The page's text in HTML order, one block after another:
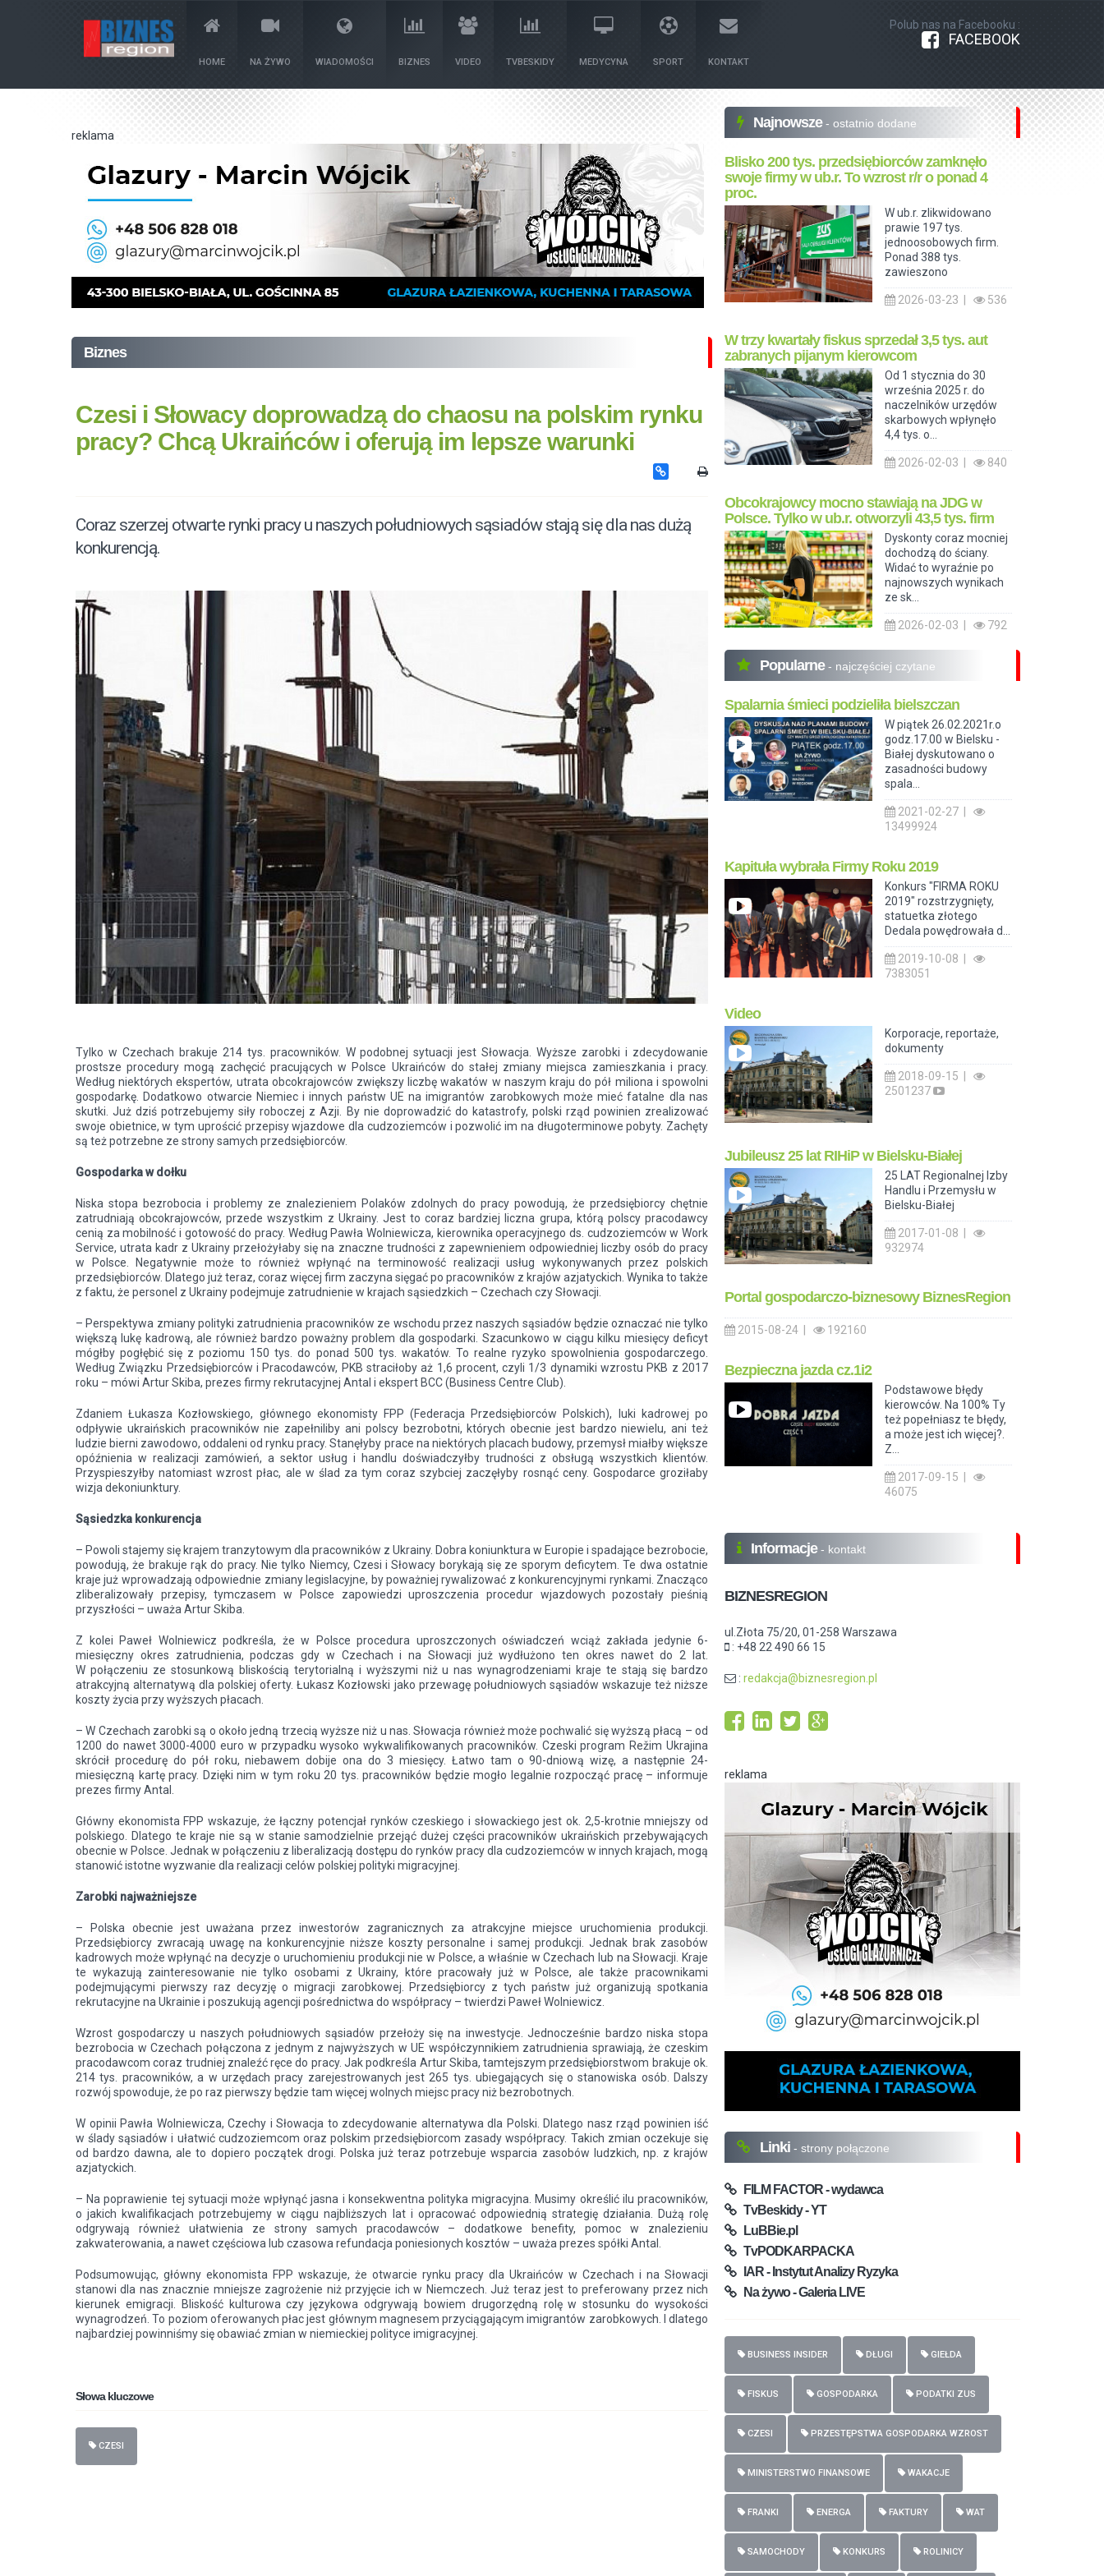
HOME NA ŻYWO WIADOMOŚCI BIZNES VIDEO TVBESKIDY MEDYCYNA SPORT KONTAKT
Polub nas na Facebooku :
FACEBOOK
reklama
Biznes
Czesi i Słowacy doprowadzą do chaosu na polskim rynku
pracy? Chcą Ukraińców i oferują im lepsze warunki
Coraz szerzej otwarte rynki pracy u naszych południowych sąsiadów stają się dla nas dużą
konkurencją.
Tylko w Czechach brakuje 214 tys. pracowników. W podobnej sytuacji jest Słowacja. Wyższe zarobki i zdecydowanie
prostsze procedury mogą zachęcić pracujących w Polsce Ukraińców do stałej zmiany miejsca zamieszkania i pracy.
Według niektórych ekspertów, utrata obcokrajowców zwiększy liczbę wakatów w naszym kraju do pół miliona i spowolni
gospodarkę. Dodatkowo otwarcie Niemiec i innych państw UE na imigrantów zarobkowych może mieć fatalne dla nas
skutki. Już dziś potrzebujemy siły roboczej z Azji. By nie doprowadzić do katastrofy, polski rząd powinien zrealizować
swoje obietnice, w tym uprościć przepisy wjazdowe dla cudzoziemców i pozwolić im na długoterminowe pobyty. Zachęty
są też potrzebne ze strony samych przedsiębiorców.
Gospodarka w dołku
Niska stopa bezrobocia i problemy ze znalezieniem Polaków zdolnych do pracy powodują, że przedsiębiorcy chętnie
zatrudniają obcokrajowców, przede wszystkim z Ukrainy. Jest to coraz bardziej liczna grupa, którą polscy pracodawcy
cenią za mobilność i gotowość do pracy. Według Pawła Wolniewicza, kierownika operacyjnego ds. cudzoziemców w Work
Service, utrata kadr z Ukrainy przełożyłaby się na znaczne trudności z zapewnieniem odpowiedniej liczby osób do pracy
w Polsce. Negatywnie może to również wpłynąć na terminowość realizacji usług wykonywanych przez polskich
przedsiębiorców. Dlatego już teraz, coraz więcej firm zaczyna sięgać po pracowników z krajów azjatyckich. Wynika to także
z faktu, że personel z Ukrainy podejmuje zatrudnienie w krajach sąsiedzkich – Czechach czy Słowacji.
– Perspektywa zmiany polityki zatrudnienia pracowników ze wschodu przez naszych sąsiadów będzie oznaczać nie tylko
większą lukę kadrową, ale również bardzo poważny problem dla gospodarki. Szacunkowo w ciągu kilku miesięcy deficyt
mógłby pogłębić się z poziomu 150 tys. do ponad 500 tys. wakatów. To realne ryzyko spowolnienia gospodarczego.
Według Związku Przedsiębiorców i Pracodawców, PKB straciłoby aż 1,6 procent, czyli 1/3 dynamiki wzrostu PKB z 2017
roku – mówi Artur Skiba, prezes firmy rekrutacyjnej Antal i ekspert BCC (Business Centre Club).
Zdaniem Łukasza Kozłowskiego, głównego ekonomisty FPP (Federacja Przedsiębiorców Polskich), luki kadrowej po
odpływie ukraińskich pracowników nie zapełniliby ani polscy bezrobotni, których obecnie jest bardzo niewielu, ani też
ludzie bierni zawodowo, oddaleni od rynku pracy. Stanęłyby prace na niektórych placach budowy, przemysł miałby większe
opóźnienia w realizacji zamówień, a sektor usług i handlu doświadczyłby trudności z obsługą wszystkich klientów.
Przyspieszyłby natomiast wzrost płac, ale w ślad za tym coraz szybciej zaczęłyby rosnąć ceny. Gospodarce groziłaby
wizja dekoniunktury.
Sąsiedzka konkurencja
– Powoli stajemy się krajem tranzytowym dla pracowników z Ukrainy. Dobra koniunktura w Europie i spadające bezrobocie,
powodują, że brakuje rąk do pracy. Nie tylko Niemcy, Czesi i Słowacy borykają się ze sporym deficytem. Te dwa ostatnie
kraje już wprowadzają odpowiednie zmiany legislacyjne, by poważniej rywalizować z konkurencyjnymi rynkami. Znacząco
zliberalizowały przepisy, tymczasem w Polsce zapowiedzi uproszczenia procedur wjazdowych pozostały pieśnią
przyszłości – uważa Artur Skiba.
Z kolei Paweł Wolniewicz podkreśla, że w Polsce procedura uproszczonych oświadczeń wciąż zakłada jedynie 6-
miesięczny okres zatrudnienia, podczas gdy w Czechach i na Słowacji już wydłużono ten okres nawet do 2 lat.
W połączeniu ze stosunkową bliskością terytorialną i wyższymi niż u nas wynagrodzeniami kraje te stają się bardzo
atrakcyjną alternatywą dla polskiej oferty. Łukasz Kozłowski jako przewagę południowych sąsiadów wskazuje też niższe
koszty życia przy wyższych płacach.
– W Czechach zarobki są o około jedną trzecią wyższe niż u nas. Słowacja również może pochwalić się wyższą płacą – od
1200 do nawet 3000-4000 euro w przypadku wysoko wykwalifikowanych pracowników. Czeski program Režim Ukrajina
skrócił procedurę do pół roku, niebawem dobije ona do 3 miesięcy. Łatwo tam o 90-dniową wizę, a następnie 24-
miesięczną kartę pracy. Dzięki nim w tym roku 20 tys. pracowników będzie mogło legalnie rozpocząć pracę – informuje
prezes firmy Antal.
Główny ekonomista FPP wskazuje, że łączny potencjał rynków czeskiego i słowackiego jest ok. 2,5-krotnie mniejszy od
polskiego. Dlatego te kraje nie są w stanie samodzielnie przejąć dużej części pracowników ukraińskich przebywających
obecnie w Polsce. Jednak w połączeniu z liberalizacją dostępu do rynków pracy dla cudzoziemców w innych krajach, mogą
stanowić istotne wyzwanie dla realizacji celów polskiej polityki migracyjnej.
Zarobki najważniejsze
– Polska obecnie jest uważana przez inwestorów zagranicznych za atrakcyjne miejsce uruchomienia produkcji.
Przedsiębiorcy zwracają uwagę na konkurencyjnie niższe koszty personalne i samej produkcji. Jednak brak zasobów
kadrowych może wpłynąć na decyzje o uruchomieniu produkcji nie w Polsce, a właśnie w Czechach lub na Słowacji. Kraje
te wykazują zainteresowanie nie tylko osobami z Ukrainy, które pracowały już w Polsce, ale także pracownikami
podejmującymi pierwszy raz decyzję o migracji zarobkowej. Przedsiębiorcy z tych państw już organizują spotkania
rekrutacyjne na Ukrainie i poszukują agencji pośrednictwa do współpracy – twierdzi Paweł Wolniewicz.
Wzrost gospodarczy u naszych południowych sąsiadów przełoży się na inwestycje. Jednocześnie bardzo niska stopa
bezrobocia w Czechach połączona z jednym z najwyższych w UE współczynnikiem zatrudnienia sprawiają, że czeskim
pracodawcom coraz trudniej znaleźć ręce do pracy. Jak podkreśla Artur Skiba, tamtejszym przedsiębiorstwom brakuje ok.
214 tys. pracowników, a w urzędach pracy zarejestrowanych jest 265 tys. ubiegających się o stanowiska osób. Dalszy
rozwój spowoduje, że po raz pierwszy będzie tam więcej wolnych miejsc pracy niż bezrobotnych.
W opinii Pawła Wolniewicza, Czechy i Słowacja to zdecydowanie alternatywa dla Polski. Dlatego nasz rząd powinien iść
w ślady sąsiadów i ułatwić cudzoziemcom oraz polskim przedsiębiorcom zasady współpracy. Takich zmian oczekuje się
od bardzo dawna, ale to dopiero początek drogi. Polska już teraz potrzebuje wsparcia zasobów ludzkich, np. z krajów
azjatyckich.
– Na poprawienie tej sytuacji może wpłynąć jasna i konsekwentna polityka migracyjna. Musimy określić ilu pracowników,
o jakich kwalifikacjach potrzebujemy w ciągu najbliższych lat i opracować odpowiednią strategię działania. Dużą rolę
odgrywają również ułatwienia ze strony samych pracodawców – dodatkowe benefity, pomoc w znalezieniu
zakwaterowania, a nawet częściowa lub czasowa refundacja poniesionych kosztów – uważa prezes spółki Antal.
Podsumowując, główny ekonomista FPP wskazuje, że otwarcie rynku pracy dla Ukraińców w Czechach i na Słowacji
stanowi dla nas znacznie mniejsze zagrożenie niż przyjęcie ich w Niemczech. Już teraz jest to preferowany przez nich
kierunek emigracji. Bliskość kulturowa czy językowa odgrywają bowiem drugorzędną rolę w stosunku do wysokości
wynagrodzeń. To poziom oferowanych płac jest głównym magnesem przyciągającym imigrantów zarobkowych. I dlatego
najbardziej powinniśmy się obawiać zmian w niemieckiej polityce imigracyjnej.
Słowa kluczowe
CZESI
Najnowsze - ostatnio dodane
Blisko 200 tys. przedsiębiorców zamknęło
swoje firmy w ub.r. To wzrost r/r o ponad 4
proc.
W ub.r. zlikwidowano
prawie 197 tys.
jednoosobowych firm.
Ponad 388 tys.
zawieszono
2026-03-23 | 536
W trzy kwartały fiskus sprzedał 3,5 tys. aut
zabranych pijanym kierowcom
Od 1 stycznia do 30
września 2025 r. do
naczelników urzędów
skarbowych wpłynęło
4,4 tys. o...
2026-02-03 | 840
Obcokrajowcy mocno stawiają na JDG w
Polsce. Tylko w ub.r. otworzyli 43,5 tys. firm
Dyskonty coraz mocniej
dochodzą do ściany.
Widać to wyraźnie po
najnowszych wynikach
ze sk...
2026-02-03 | 792
Popularne - najczęściej czytane
Spalarnia śmieci podzieliła bielszczan
W piątek 26.02.2021r.o
godz.17.00 w Bielsku -
Białej dyskutowano o
zasadności budowy
spala...
2021-02-27 |
13499924
Kapituła wybrała Firmy Roku 2019
Konkurs "FIRMA ROKU
2019" rozstrzygnięty,
statuetka złotego
Dedala powędrowała d...
2019-10-08 |
7383051
Video
Korporacje, reportaże,
dokumenty
2018-09-15 |
2501237
Jubileusz 25 lat RIHiP w Bielsku-Białej
25 LAT Regionalnej Izby
Handlu i Przemysłu w
Bielsku-Białej
2017-01-08 |
932974
Portal gospodarczo-biznesowy BiznesRegion
2015-08-24 | 192160
Bezpieczna jazda cz.1i2
Podstawowe błędy
kierowców. Na 100% Ty
też popełniasz te błędy,
a może jest ich więcej?.
Z...
2017-09-15 |
46075
Informacje - kontakt
BIZNESREGION
ul.Złota 75/20, 01-258 Warszawa
: +48 22 490 66 15
: redakcja@biznesregion.pl
reklama
Linki - strony połączone
FILM FACTOR - wydawca
TvBeskidy - YT
LuBBie.pl
TvPODKARPACKA
IAR - Instytut Analizy Ryzyka
Na żywo - Galeria LIVE
BUSINESS INSIDER DŁUGI GIEŁDA
FISKUS GOSPODARKA PODATKI ZUS
CZESI PRZESTĘPSTWA GOSPODARKA WZROST
MINISTERSTWO FINANSOWE WAKACJE
FRANKI ENERGA FAKTURY WAT
SAMOCHODY KONKURS ROLINICY